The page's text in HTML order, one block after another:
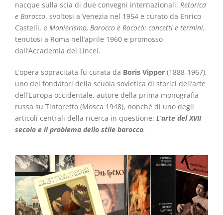
nacque sulla scia di due convegni internazionali: Retorica
e Barocco, svoltosi a Venezia nel 1954 e curato da Enrico
Castelli, e Manierismo, Barocco e Rococò: concetti e termini,
tenutosi a Roma nell’aprile 1960 e promosso
dall’Accademia dei Lincei.
L’opera sopracitata fu curata da Boris Vipper (1888-1967),
uno dei fondatori della scuola sovietica di storici dell’arte
dell’Europa occidentale, autore della prima monografia
russa su Tintoretto (Mosca 1948), nonché di uno degli
articoli centrali della ricerca in questione: L’arte del XVII
secolo e il problema dello stile barocco.